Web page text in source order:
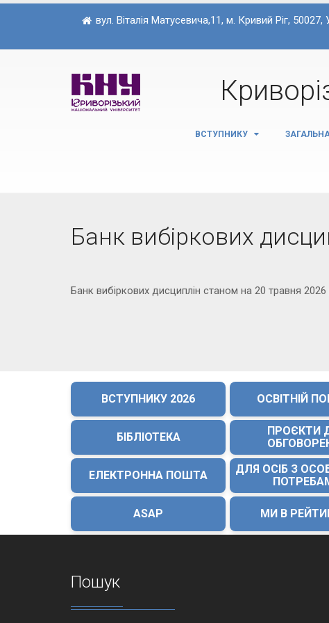
вул. Віталія Матусевича,11, м. Кривий Ріг, 50027,
ВСТУПНИКУ
Банк вибіркових
Банк вибіркових дисциплін станом на 20 травня
ВСТУПНИКУ 2026 ОСВІТНІЙ
БІБЛІОТЕКА
ПРОЄКТИ
ЕЛЕКТРОННА ПОШТА
ДЛЯ ОСІБ З
ASAP МИ В
Пошук